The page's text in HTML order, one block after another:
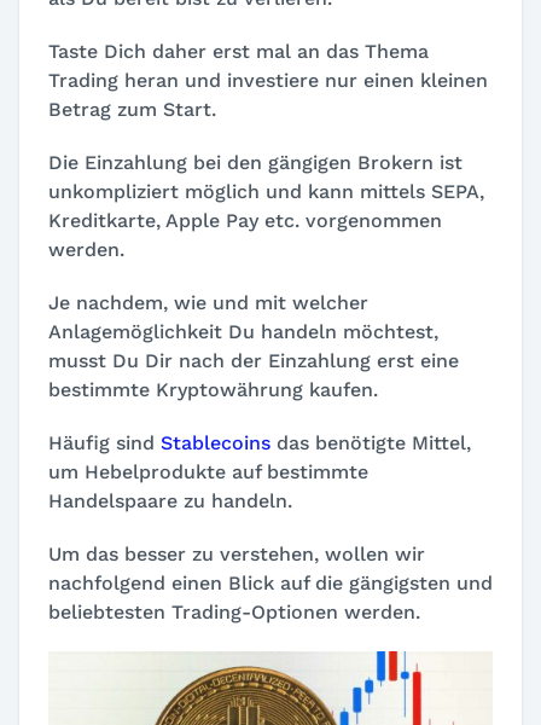
Taste Dich daher erst mal an das Thema
Trading heran und investiere nur einen kleinen
Betrag zum Start.
Die Einzahlung bei den gängigen Brokern ist
unkompliziert möglich und kann mittels SEPA,
Kreditkarte, Apple Pay etc. vorgenommen
werden.
Je nachdem, wie und mit welcher
Anlagemöglichkeit Du handeln möchtest,
musst Du Dir nach der Einzahlung erst eine
bestimmte Kryptowährung kaufen.
Häufig sind Stablecoins das benötigte Mittel,
um Hebelprodukte auf bestimmte
Handelspaare zu handeln.
Um das besser zu verstehen, wollen wir
nachfolgend einen Blick auf die gängigsten und
beliebtesten Trading-Optionen werden.